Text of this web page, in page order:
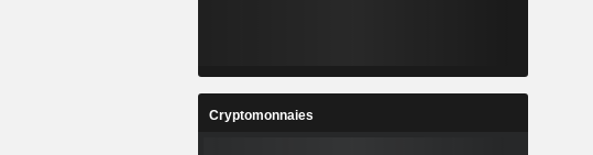
Cryptomonnaies